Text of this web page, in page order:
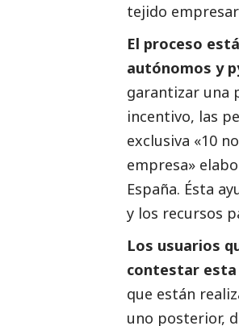
tejido
El proceso
autónomos y
garantizar una
incentivo, las
exclusiva «10
empresa»
España. Ésta
y los recursos
Los usuarios
contestar
que están
uno posterior,